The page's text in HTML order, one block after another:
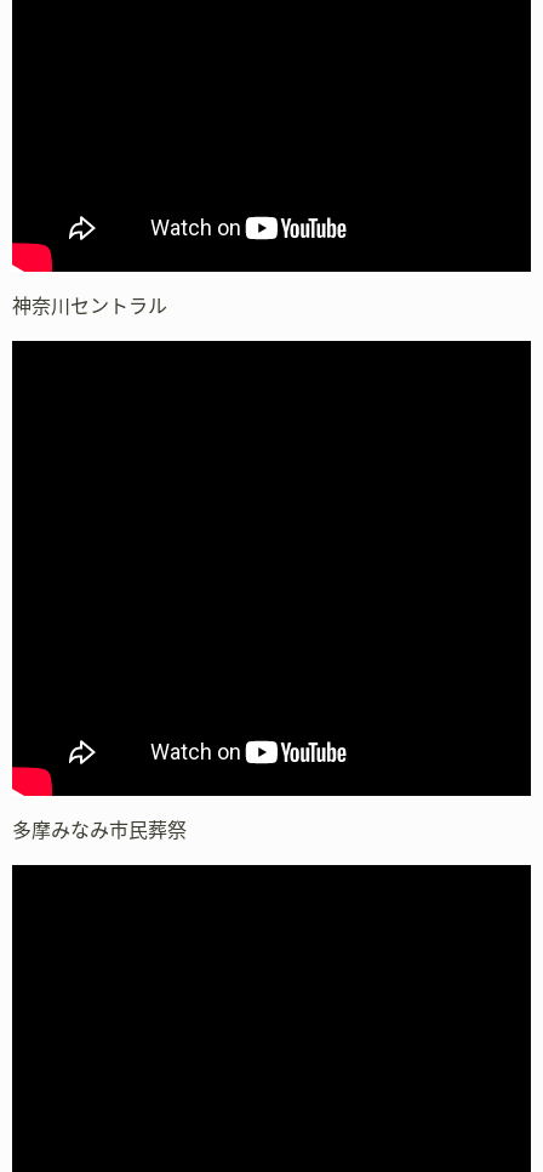
神奈川セントラル
多摩みなみ市民葬祭